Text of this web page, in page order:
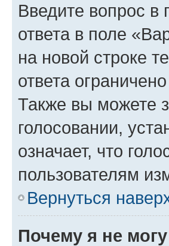
Введите вопрос
ответа в поле
на новой строке
ответа
Также вы можете
голосовании,
означает, что
пользователям
Вернуться
Почему я не